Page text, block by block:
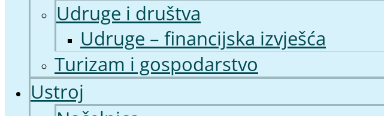
Udruge i društva
Udruge – financijska izvješća
Turizam i gospodarstvo
Ustroj